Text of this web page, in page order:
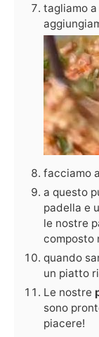
tagliamo
facciamo
a questo
padella e
le nostre
composto
quando
un piatto
Le nostre
sono
piacere!